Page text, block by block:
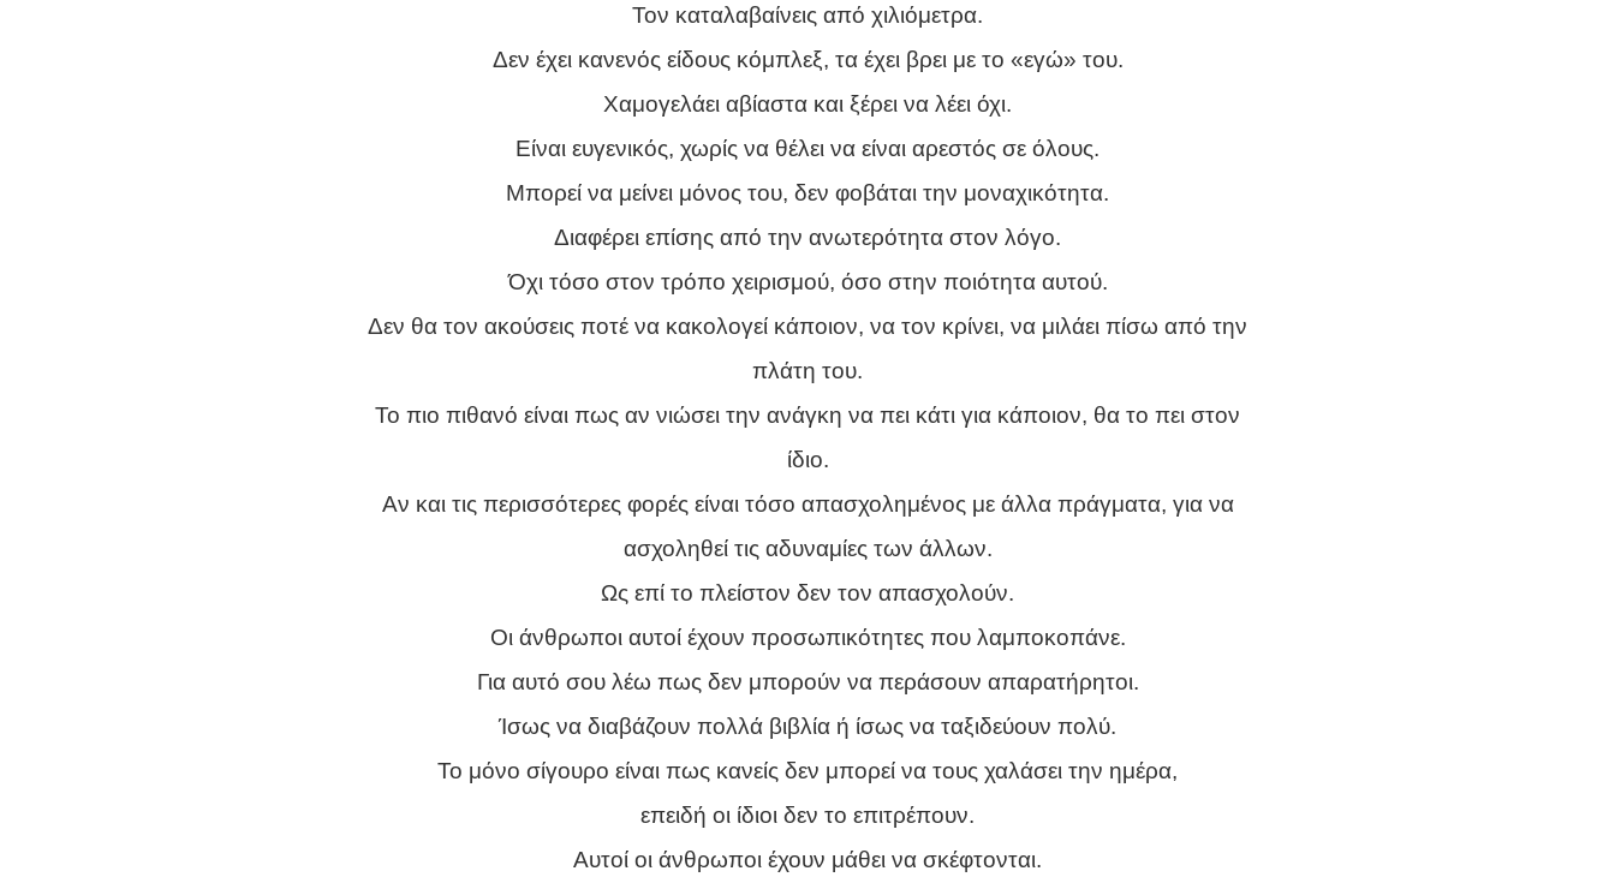
Τον καταλαβαίνεις από χιλιόμετρα.
Δεν έχει κανενός είδους κόμπλεξ, τα έχει βρει με το «εγώ» του.
Χαμογελάει αβίαστα και ξέρει να λέει όχι.
Είναι ευγενικός, χωρίς να θέλει να είναι αρεστός σε όλους.
Μπορεί να μείνει μόνος του, δεν φοβάται την μοναχικότητα.
Διαφέρει επίσης από την ανωτερότητα στον λόγο.
Όχι τόσο στον τρόπο χειρισμού, όσο στην ποιότητα αυτού.
Δεν θα τον ακούσεις ποτέ να κακολογεί κάποιον, να τον κρίνει, να μιλάει πίσω από την
πλάτη του.
Το πιο πιθανό είναι πως αν νιώσει την ανάγκη να πει κάτι για κάποιον, θα το πει στον
ίδιο.
Αν και τις περισσότερες φορές είναι τόσο απασχολημένος με άλλα πράγματα, για να
ασχοληθεί τις αδυναμίες των άλλων.
Ως επί το πλείστον δεν τον απασχολούν.
Οι άνθρωποι αυτοί έχουν προσωπικότητες που λαμποκοπάνε.
Για αυτό σου λέω πως δεν μπορούν να περάσουν απαρατήρητοι.
Ίσως να διαβάζουν πολλά βιβλία ή ίσως να ταξιδεύουν πολύ.
Το μόνο σίγουρο είναι πως κανείς δεν μπορεί να τους χαλάσει την ημέρα,
επειδή οι ίδιοι δεν το επιτρέπουν.
Αυτοί οι άνθρωποι έχουν μάθει να σκέφτονται.